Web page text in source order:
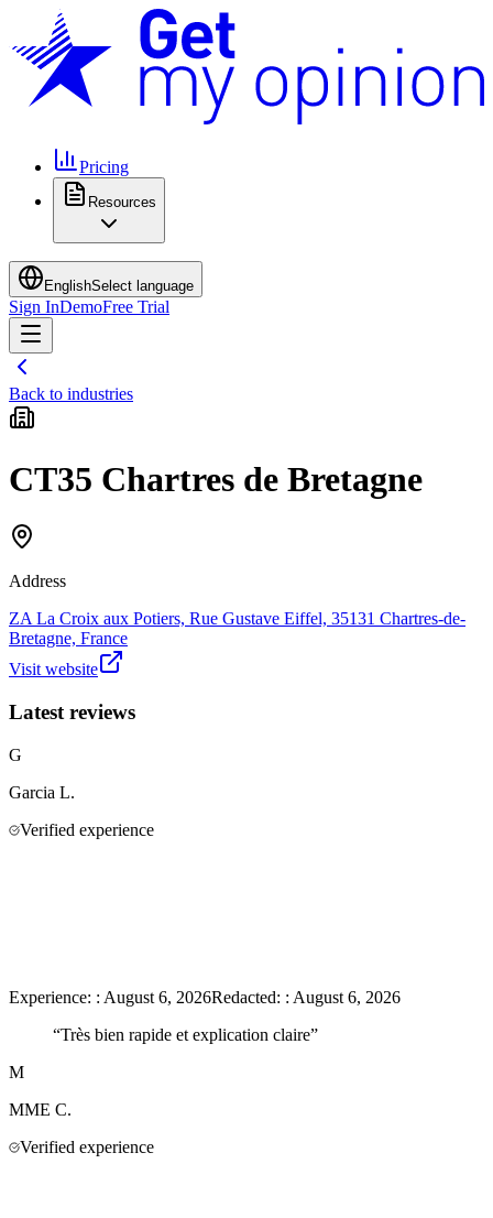
Pricing
Resources
EnglishSelect language
Sign InDemoFree Trial
Back to industries
CT35 Chartres de Bretagne
Address
ZA La Croix aux Potiers, Rue Gustave Eiffel, 35131 Chartres-de-
Bretagne, France
Visit website
Latest reviews
G
Garcia L.
Verified experience
Experience: : August 6, 2026Redacted: : August 6, 2026
“Très bien rapide et explication claire”
M
MME C.
Verified experience